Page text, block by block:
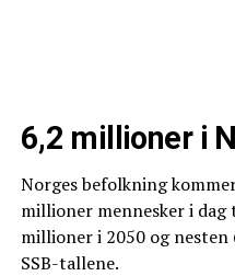
6,2 millioner i
Norges befolkning
millioner mennesker i
millioner i 2050 og
SSB-tallene.